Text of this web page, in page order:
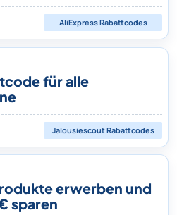
AliExpressRabattcodes
für alle
JalousiescoutRabattcodes
erwerben und
sparen